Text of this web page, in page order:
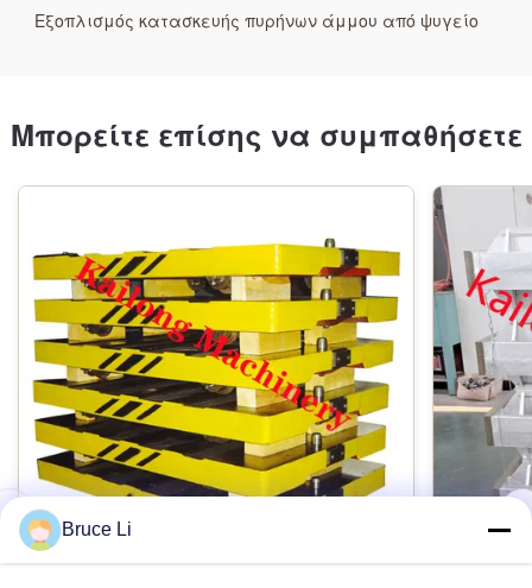
πολλαπλά ακροφύσια
Εξοπλισμός κατασκευής πυρήνων άμμου από ψυγείο
Μπορείτε επίσης να συμπαθήσετε
Bruce Li